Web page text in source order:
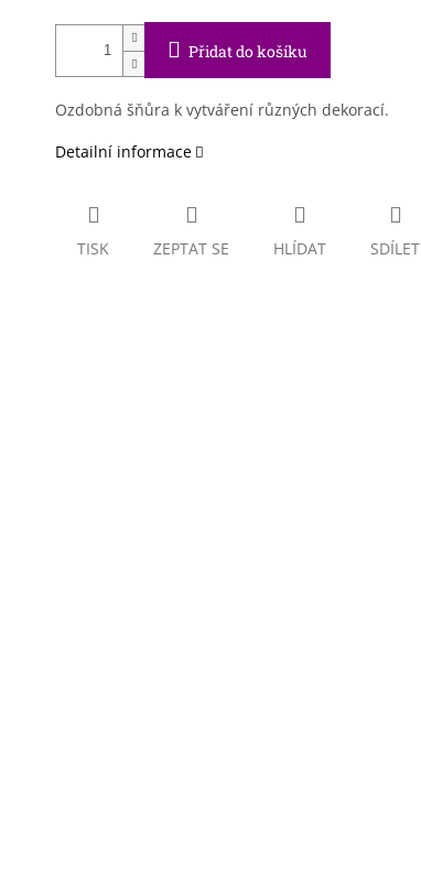
Přidat do košíku
Ozdobná šňůra k vytváření různých dekorací.
Detailní informace
TISK ZEPTAT SE HLÍDAT SDÍLET